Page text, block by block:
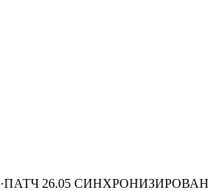
·ПАТЧ 26.05 СИНХРОНИЗИРОВАН